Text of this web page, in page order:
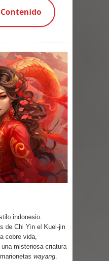
a Plena Luz
de mi Enemigo
Horrores del Infierno
Sordos
indonesio.
de Chi Yin el Kuei-jin
cobre vida,
misteriosa criatura
wayang.